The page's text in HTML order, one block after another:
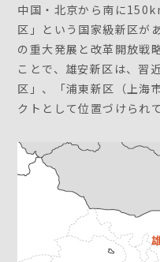
中国・北京から南に
区」という国家級新区が
の重大発展と改革開放戦
ことで、雄安新区は、習
区」、「浦東新区（上海
クトとして位置づけられ